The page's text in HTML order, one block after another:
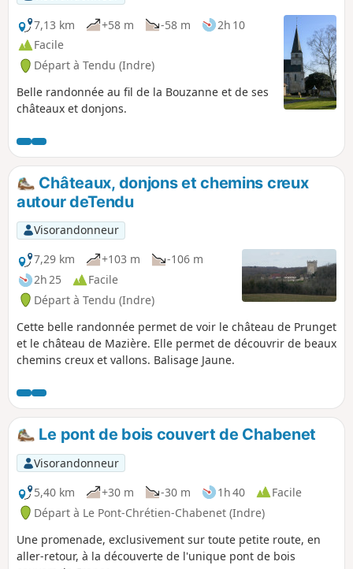
7,13 km
+58 m -58 m
2h 10
Facile
Départ à Tendu (Indre)
Belle randonnée au fil de la Bouzanne et de ses
châteaux et donjons.
Châteaux, donjons et chemins creux
autour deTendu
Visorandonneur
7,29 km
+103 m
-106 m
2h 25
Facile
Départ à Tendu (Indre)
Cette belle randonnée permet de voir le château de Prunget
et le château de Mazière. Elle permet de découvrir de beaux
chemins creux et vallons. Balisage Jaune.
Le pont de bois couvert de Chabenet
Visorandonneur
5,40 km
+30 m -30 m 1h 40
Facile
Départ à Le Pont-Chrétien-Chabenet (Indre)
Une promenade, exclusivement sur toute petite route, en
aller-retour, à la découverte de l'unique pont de bois